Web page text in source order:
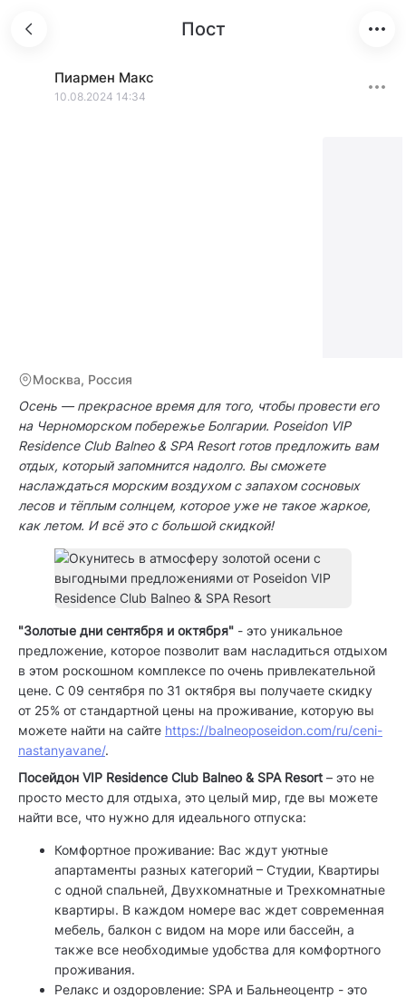
Пост
Пиармен Макс
10.08.2024 14:34
Москва, Россия
Осень — прекрасное время для того, чтобы провести его
на Черноморском побережье Болгарии. Poseidon VIP
Residence Club Balneo & SPA Resort готов предложить вам
отдых, который запомнится надолго. Вы сможете
наслаждаться морским воздухом с запахом сосновых
лесов и тёплым солнцем, которое уже не такое жаркое,
как летом. И всё это с большой скидкой!
"Золотые дни сентября и октября" - это уникальное
предложение, которое позволит вам насладиться отдыхом
в этом роскошном комплексе по очень привлекательной
цене. С 09 сентября по 31 октября вы получаете скидку
от 25% от стандартной цены на проживание, которую вы
можете найти на сайте https://balneoposeidon.com/ru/ceni-
nastanyavane/.
Посейдон VIP Residence Club Balneo & SPA Resort – это не
просто место для отдыха, это целый мир, где вы можете
найти все, что нужно для идеального отпуска:
Комфортное проживание: Вас ждут уютные
апартаменты разных категорий – Студии, Квартиры
с одной спальней, Двухкомнатные и Трехкомнатные
квартиры. В каждом номере вас ждет современная
мебель, балкон с видом на море или бассейн, а
также все необходимые удобства для комфортного
проживания.
Релакс и оздоровление: SPA и Бальнеоцентр - это